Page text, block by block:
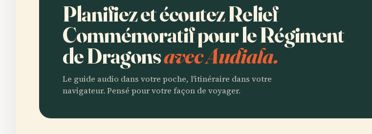
Planifiez et écoutez Relief
Commémoratif pour le Régiment
de Dragonsavec Audiala.
Le guide audio dans votre poche, l'itinéraire dans votre
navigateur. Pensé pour votre façon de voyager.